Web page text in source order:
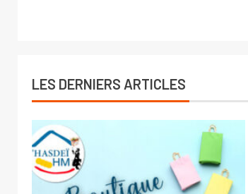
LES DERNIERS ARTICLES